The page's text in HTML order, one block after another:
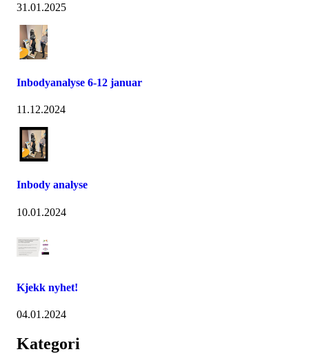
31.01.2025
Inbodyanalyse 6-12 januar
11.12.2024
Inbody analyse
10.01.2024
Kjekk nyhet!
04.01.2024
Kategori